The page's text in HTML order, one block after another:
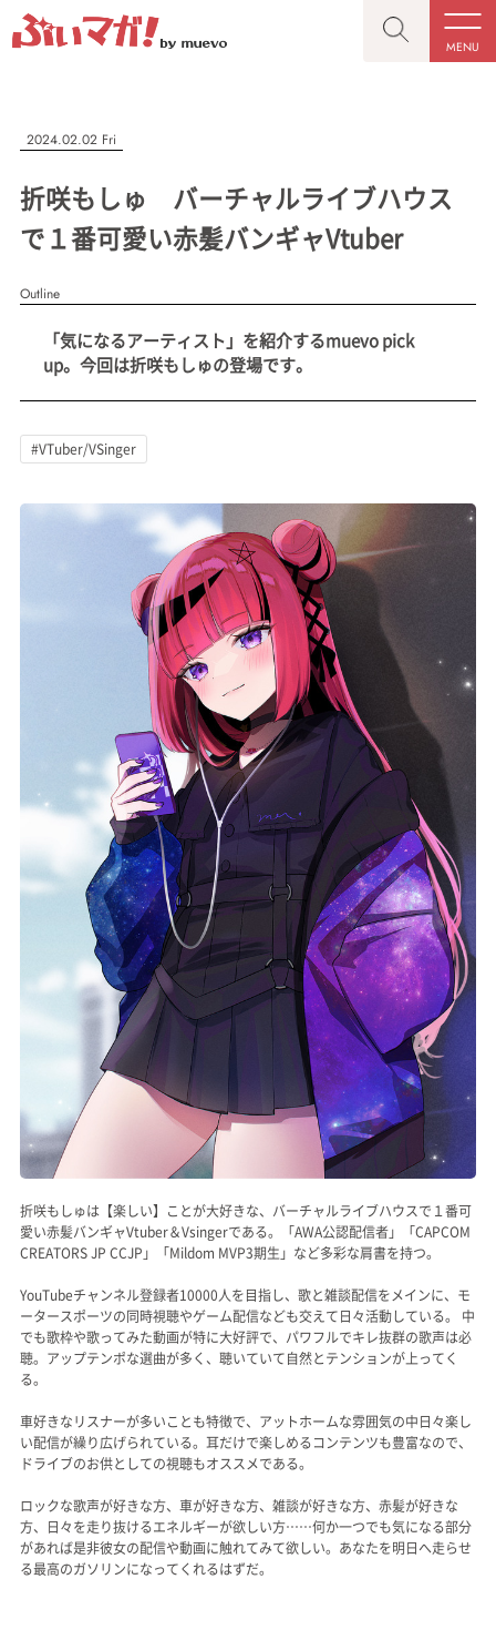
MENU
CLOSE
記事を検索する
人気ワード
#VTuber/VSinger #男性 #女性 #バ美肉 #男の娘
#Vtuberグループ
CLOSE
“推しへの応援を形にする”VTuber専門メディア
MENU
記事一覧
会社概要
記事リクエスト
muevoクラウドファンディング
muevoコミュニティ
ぶいクラ！by muevo
FUKAKACHI+
Official SNS
2024.02.02 Fri
折咲もしゅ バーチャルライブハウス
で１番可愛い赤髪バンギャVtuber
Outline
「気になるアーティスト」を紹介するmuevo pick
up。今回は折咲もしゅの登場です。
#VTuber/VSinger
折咲もしゅは【楽しい】ことが大好きな、バーチャルライブハウスで１番可
愛い赤髪バンギャVtuber＆Vsingerである。「AWA公認配信者」「CAPCOM
CREATORS JP CCJP」「Mildom MVP3期生」など多彩な肩書を持つ。
YouTubeチャンネル登録者10000人を目指し、歌と雑談配信をメインに、モ
ータースポーツの同時視聴やゲーム配信なども交えて日々活動している。 中
でも歌枠や歌ってみた動画が特に大好評で、パワフルでキレ抜群の歌声は必
聴。アップテンポな選曲が多く、聴いていて自然とテンションが上ってく
る。
車好きなリスナーが多いことも特徴で、アットホームな雰囲気の中日々楽し
い配信が繰り広げられている。耳だけで楽しめるコンテンツも豊富なので、
ドライブのお供としての視聴もオススメである。
ロックな歌声が好きな方、車が好きな方、雑談が好きな方、赤髪が好きな
方、日々を走り抜けるエネルギーが欲しい方……何か一つでも気になる部分
があれば是非彼女の配信や動画に触れてみて欲しい。あなたを明日へ走らせ
る最高のガソリンになってくれるはずだ。